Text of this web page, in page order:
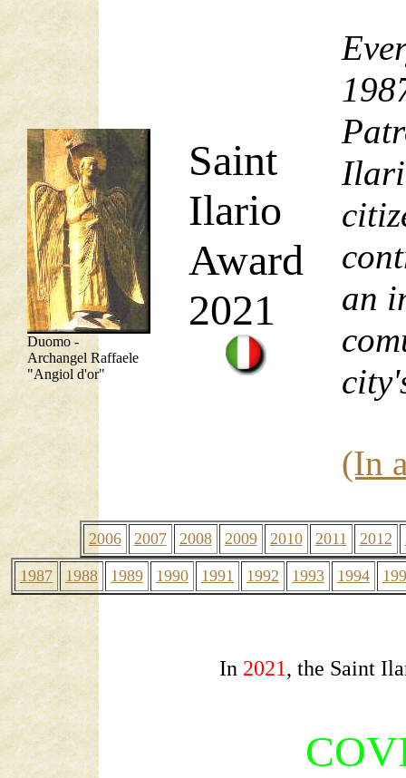
Duomo -
Archangel Raffaele
"Angiol d'or"
Saint
Ilario
Award
2021
an
(In
2006 2007 2008 2009 2010 2011 2012
1987 1988 1989 1990 1991 1992 1993 1994
In 2021, the Saint